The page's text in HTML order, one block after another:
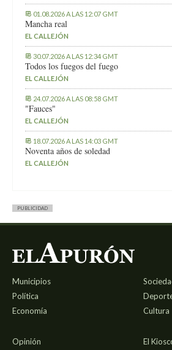
01.08.2026 A LAS 12:07 GMT
Mancha real
EL CALLEJÓN
30.07.2026 A LAS 12:34 GMT
Todos los fuegos del fuego
EL CALLEJÓN
24.07.2026 A LAS 08:58 GMT
"Fauces"
EL CALLEJÓN
18.07.2026 A LAS 14:03 GMT
Noventa años de soledad
EL CALLEJÓN
PUBLICIDAD
Municipios
Política
Economía
Cultura
Opinión El